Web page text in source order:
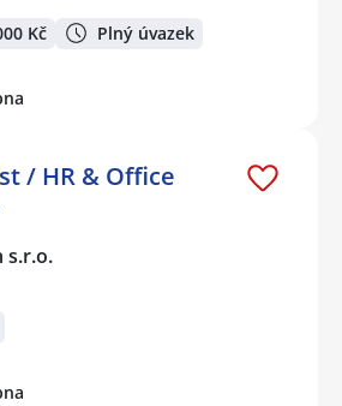
Kč Plný úvazek
/ HR & Office
s.r.o.